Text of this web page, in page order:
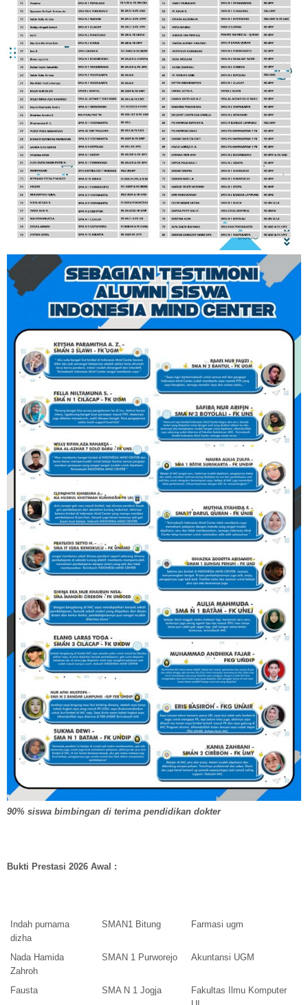
90% siswa bimbingan di terima pendidikan dokter
Bukti Prestasi 2026 Awal :
Indah purnama
dizha
SMAN1 Bitung Farmasi ugm
Nada Hamida
Zahroh
SMAN 1 Purworejo Akuntansi UGM
Fausta SMA N 1 Jogja
Fakultas Ilmu Komputer